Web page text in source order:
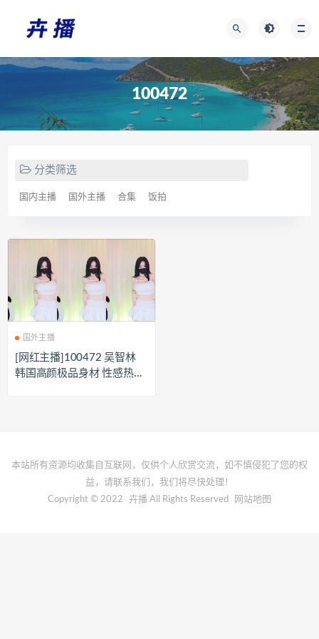
100472
分类筛选
国内主播 国外主播 合集 饭拍
国外主播
[网红主播]100472 吴智林
韩国高颜极品身材 性感热舞
本站所有资源均收集自互联网，仅供个人欣赏交流，如不慎侵犯了您的权
益，请联系我们，我们将尽快处理！
Copyright © 2022
卉播 All Rights Reserved 网站地图